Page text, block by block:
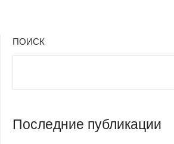
ПОИСК
Последние публикации